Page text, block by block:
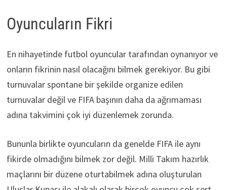
Oyuncuların Fikri
En nihayetinde futbol oyuncular tarafından oynanıyor ve
onların fikrinin nasıl olacağını bilmek gerekiyor. Bu gibi
turnuvalar spontane bir şekilde organize edilen
turnuvalar değil ve FIFA başının daha da ağrımaması
adına takvimini çok iyi düzenlemek zorunda.
Bununla birlikte oyuncuların da genelde FIFA ile aynı
fikirde olmadığını bilmek zor değil. Milli Takım hazırlık
maçlarını bir düzene oturtabilmek adına oluşturulan